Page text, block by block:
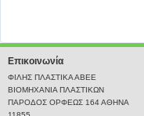
Επικοινωνία
ΦΙΛΗΣ ΠΛΑΣΤΙΚΑ ΑΒΕΕ
ΒΙΟΜΗΧΑΝΙΑ ΠΛΑΣΤΙΚΩΝ
ΠΑΡΟΔΟΣ ΟΡΦΕΩΣ 164 ΑΘΗΝΑ